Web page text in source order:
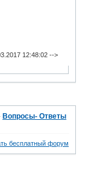
12:48:02 -->
Вопросы- Ответы
бесплатный форум